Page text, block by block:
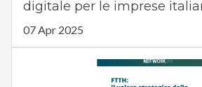
digitale per le imprese
07 Apr 2025